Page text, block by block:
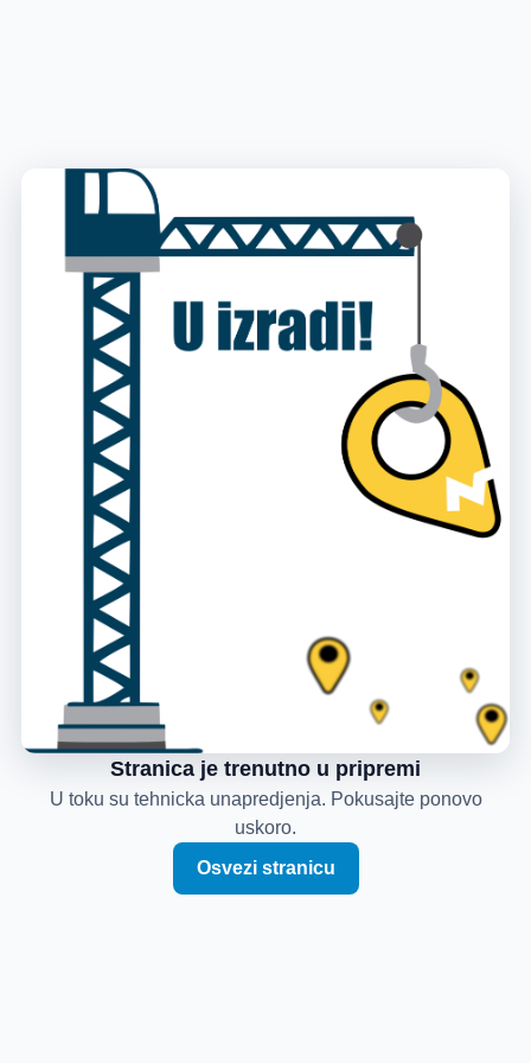
Stranica je trenutno u pripremi
U toku su tehnicka unapredjenja. Pokusajte ponovo
uskoro.
Osvezi stranicu